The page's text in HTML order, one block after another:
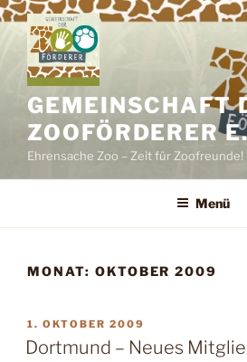
Zum
Inhalt
springen
GEMEINSCHAFT
ZOOFÖRDERER
Ehrensache Zoo – Zeit für Zoofreunde!
Menü
MONAT: OKTOBER 2009
VERÖFFENTLICHT
AM
1. OKTOBER 2009
Dortmund – Neues